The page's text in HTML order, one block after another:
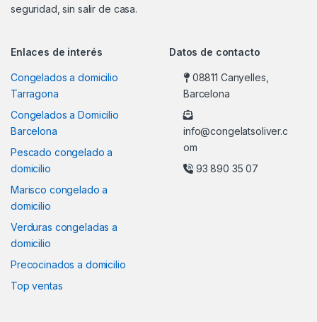
seguridad, sin salir de casa.
Enlaces de interés
Congelados a domicilio
Tarragona
Congelados a Domicilio
Barcelona
Pescado congelado a
domicilio
Marisco congelado a
domicilio
Verduras congeladas a
domicilio
Precocinados a domicilio
Top ventas
Datos de contacto
08811 Canyelles,
Barcelona
info@congelatsoliver.c
om
93 890 35 07